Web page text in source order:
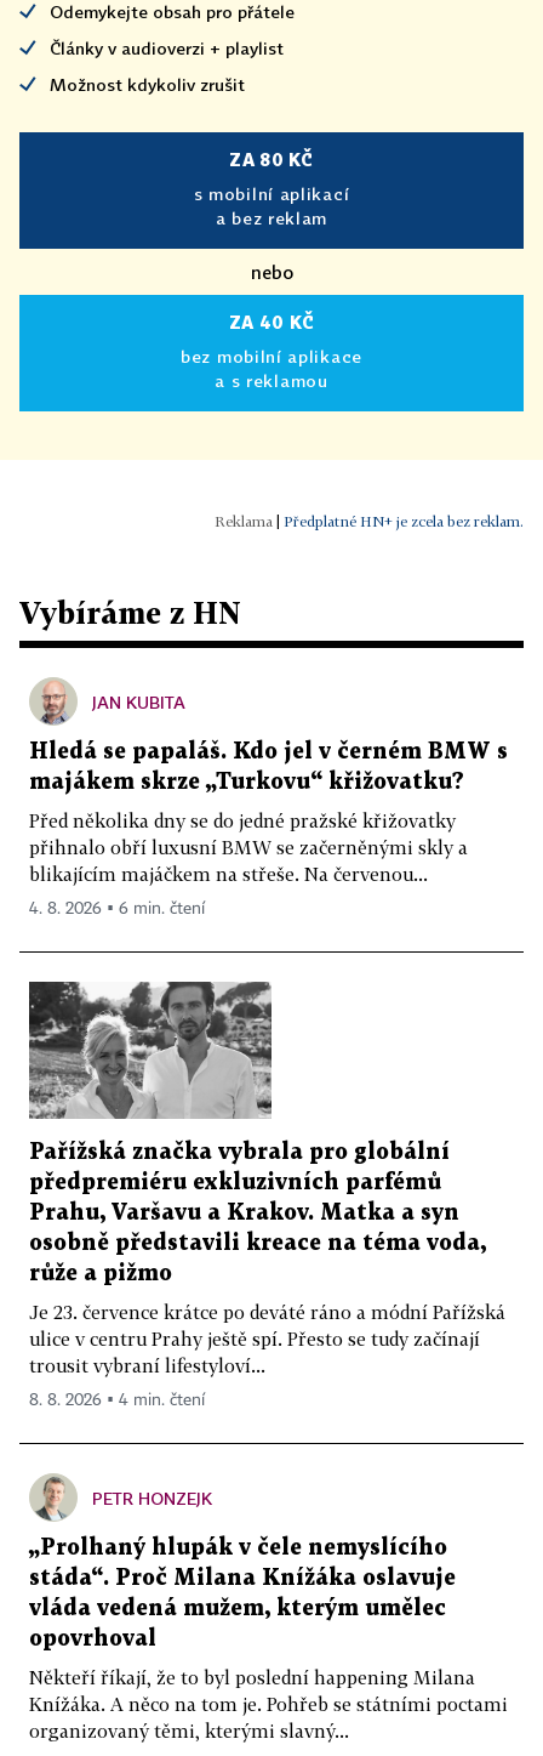
Odemykejte obsah pro přátele
Články v audioverzi + playlist
Možnost kdykoliv zrušit
ZA 80 KČ
s mobilní aplikací
a bez reklam
nebo
ZA 40 KČ
bez mobilní aplikace
a s reklamou
Předplatné HN+ je zcela bez reklam.
Vybíráme z HN
JAN KUBITA
Hledá se papaláš. Kdo jel v černém BMW s
majákem skrze „Turkovu“ křižovatku?
Před několika dny se do jedné pražské křižovatky
přihnalo obří luxusní BMW se začerněnými skly a
blikajícím majáčkem na střeše. Na červenou...
4. 8. 2026 ▪ 6 min. čtení
Pařížská značka vybrala pro globální
předpremiéru exkluzivních parfémů
Prahu, Varšavu a Krakov. Matka a syn
osobně představili kreace na téma voda,
růže a pižmo
Je 23. července krátce po deváté ráno a módní Pařížská
ulice v centru Prahy ještě spí. Přesto se tudy začínají
trousit vybraní lifestyloví...
8. 8. 2026 ▪ 4 min. čtení
PETR HONZEJK
„Prolhaný hlupák v čele nemyslícího
stáda“. Proč Milana Knížáka oslavuje
vláda vedená mužem, kterým umělec
opovrhoval
Někteří říkají, že to byl poslední happening Milana
Knížáka. A něco na tom je. Pohřeb se státními poctami
organizovaný těmi, kterými slavný...